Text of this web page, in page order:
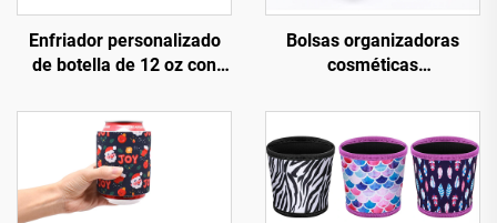
Enfriador personalizado
de botella de 12 oz con
funda en neopreno en
branco para sublimación,
funda estreita para
cerveza, soporte para lata
(stubby holder), soportes
Bolsas organizadoras
cosméticas
impermeables de cor
púrpura con logotipo
personalizado, pequena
bolsa de viaxe para
maquillaxe, bolsa de